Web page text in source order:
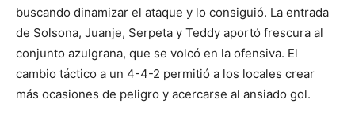
buscando dinamizar el ataque y lo consiguió. La entrada
de Solsona, Juanje, Serpeta y Teddy aportó frescura al
conjunto azulgrana, que se volcó en la ofensiva. El
cambio táctico a un 4-4-2 permitió a los locales crear
más ocasiones de peligro y acercarse al ansiado gol.